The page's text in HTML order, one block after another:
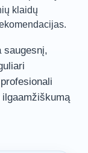
klaidų
saugesnį,